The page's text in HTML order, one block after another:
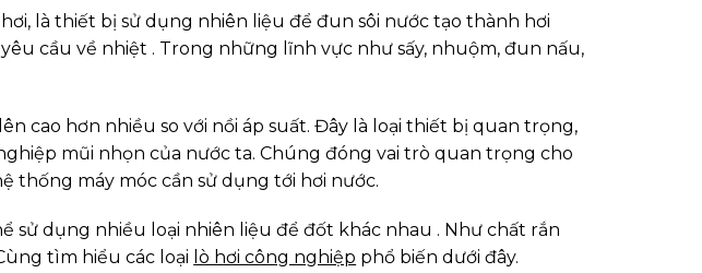
hơi, là thiết bị sử dụng nhiên liệu để đun sôi nước tạo thành hơi
cầu về nhiệt . Trong những lĩnh vực như sấy, nhuộm, đun nấu,
cao hơn nhiều so với nồi áp suất. Đây là loại thiết bị quan trọng,
mũi nhọn của nước ta. Chúng đóng vai trò quan trọng cho
thống máy móc cần sử dụng tới hơi nước.
sử dụng nhiều loại nhiên liệu để đốt khác nhau . Như chất rắn
tìm hiểu các loại lò hơi công nghiệp phổ biến dưới đây.